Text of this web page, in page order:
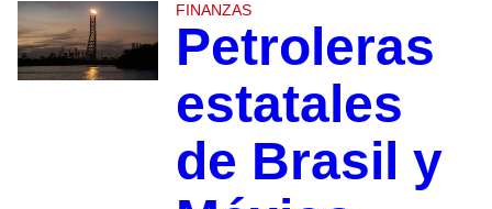
FINANZAS
Petroleras
estatales
de Brasil y